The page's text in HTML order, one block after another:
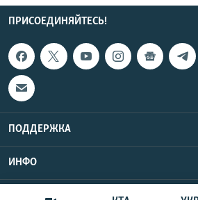
ПРИСОЕДИНЯЙТЕСЬ!
ПОДДЕРЖКА
ИНФО